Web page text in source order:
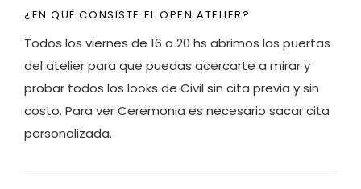
¿EN QUÉ CONSISTE EL OPEN ATELIER?
Todos los viernes de 16 a 20 hs abrimos las puertas
del atelier para que puedas acercarte a mirar y
probar todos los looks de Civil sin cita previa y sin
costo. Para ver Ceremonia es necesario sacar cita
personalizada.